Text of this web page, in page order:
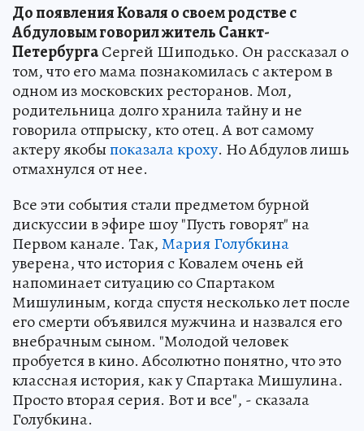
До появления Коваля о своем родстве с
Абдуловым говорил житель Санкт-
ПетербургаСергей Шиподько. Он рассказал о
том, что его мама познакомилась с актером в
одном из московских ресторанов. Мол,
родительница долго хранила тайну и не
говорила отпрыску, кто отец. А вот самому
актеру якобыпоказала кроху. Но Абдулов лишь
отмахнулся от нее.
Все эти события стали предметом бурной
дискуссии в эфире шоу "Пусть говорят" на
Первом канале. Так,Мария Голубкина
уверена, что история с Ковалем очень ей
напоминает ситуацию со Спартаком
Мишулиным, когда спустя несколько лет после
его смерти объявился мужчина и назвался его
внебрачным сыном. "Молодой человек
пробуется в кино. Абсолютно понятно, что это
классная история, как у Спартака Мишулина.
Просто вторая серия. Вот и все", - сказала
Голубкина.